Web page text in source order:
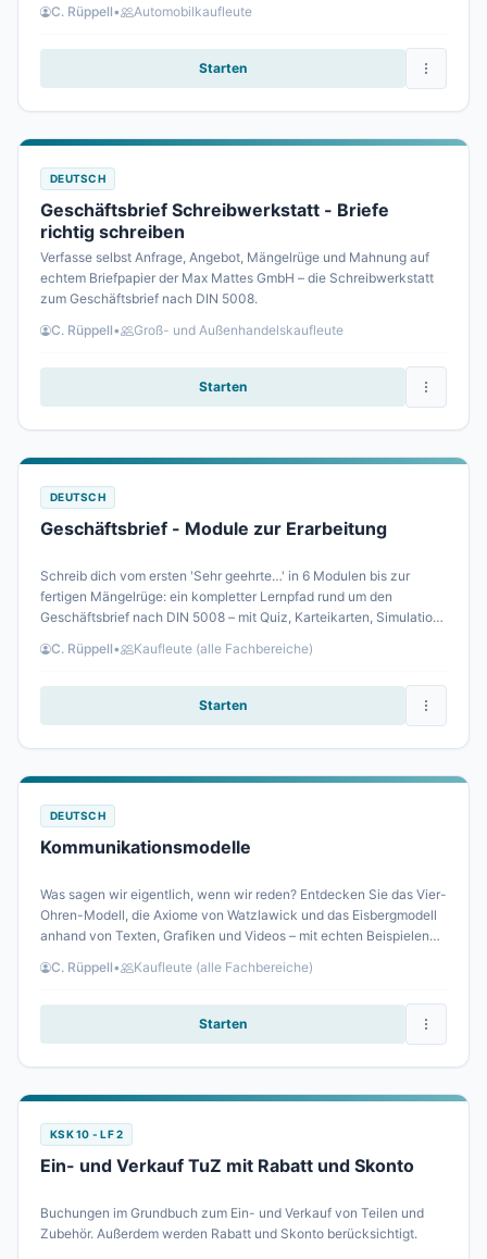
C. Rüppell• Automobilkaufleute
Starten
DEUTSCH
Geschäftsbrief Schreibwerkstatt - Briefe
richtig schreiben
Verfasse selbst Anfrage, Angebot, Mängelrüge und Mahnung auf
echtem Briefpapier der Max Mattes GmbH – die Schreibwerkstatt
zum Geschäftsbrief nach DIN 5008.
C. Rüppell• Groß- und Außenhandelskaufleute
Starten
DEUTSCH
Geschäftsbrief - Module zur Erarbeitung
Schreib dich vom ersten 'Sehr geehrte…' in 6 Modulen bis zur
fertigen Mängelrüge: ein kompletter Lernpfad rund um den
Geschäftsbrief nach DIN 5008 – mit Quiz, Karteikarten, Simulation
C. Rüppell• Kaufleute (alle Fachbereiche)
Starten
DEUTSCH
Kommunikationsmodelle
Was sagen wir eigentlich, wenn wir reden? Entdecken Sie das Vier-
Ohren-Modell, die Axiome von Watzlawick und das Eisbergmodell
anhand von Texten, Grafiken und Videos – mit echten Beispielen
Erlernte.
C. Rüppell• Kaufleute (alle Fachbereiche)
Starten
KSK 10 - LF 2
Ein- und Verkauf TuZ mit Rabatt und Skonto
Buchungen im Grundbuch zum Ein- und Verkauf von Teilen und
Zubehör. Außerdem werden Rabatt und Skonto berücksichtigt.